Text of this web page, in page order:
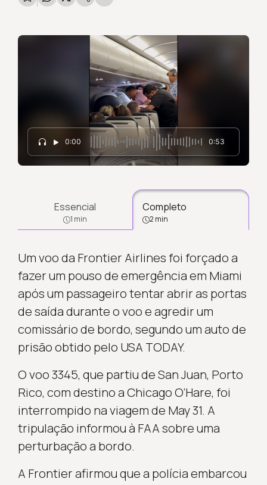
0:00 0:53
Essencial
1 min
Completo
2 min
Um voo da Frontier Airlines foi forçado a
fazer um pouso de emergência em Miami
após um passageiro tentar abrir as portas
de saída durante o voo e agredir um
comissário de bordo, segundo um auto de
prisão obtido pelo USA TODAY.
O voo 3345, que partiu de San Juan, Porto
Rico, com destino a Chicago O’Hare, foi
interrompido na viagem de May 31. A
tripulação informou à FAA sobre uma
perturbação a bordo.
A Frontier afirmou que a polícia embarcou